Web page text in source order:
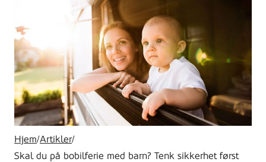
Hjem/Artikler/
Skal du på bobilferie med barn? Tenk sikkerhet først